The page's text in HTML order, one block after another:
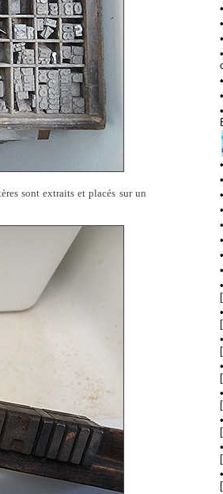
sont extraits et placés sur un
•
•
•
•
•
•
•
•
•
•
•
•
•
•
•
•
•
•
•
•
•
•
•